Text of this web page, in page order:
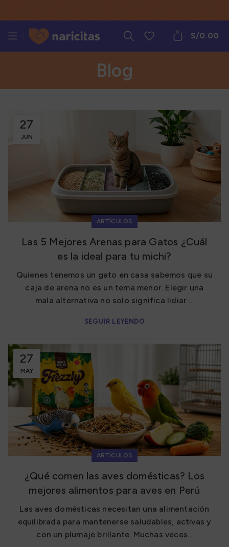
0 S/0.00
Blog
27
JUN
ARTÍCULOS
Las 5 Mejores Arenas para Gatos ¿Cuál
es la ideal para tu michi?
Quienes tenemos un gato en casa sabemos que su
caja de arena no es un tema menor. Elegir una
mala alternativa no solo significa lidiar ...
SEGUIR LEYENDO
27
MAY
ARTÍCULOS
¿Qué comen las aves domésticas? Los
mejores alimentos para aves en Perú
Las aves domésticas necesitan una alimentación
equilibrada para mantenerse saludables, activas y
con un plumaje brillante. Muchas veces...